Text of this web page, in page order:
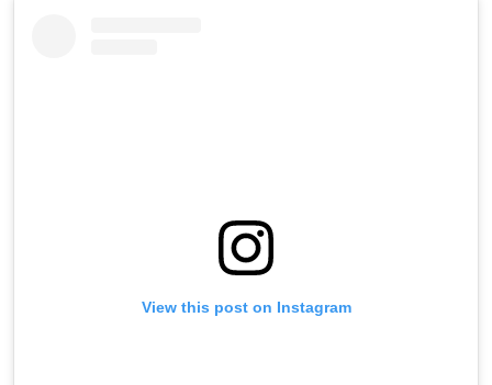
View this post on Instagram